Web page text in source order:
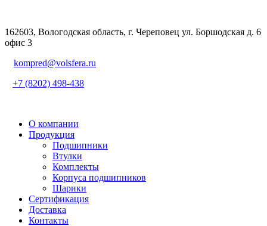
162603, Вологодская область, г. Череповец ул. Боршодская д. 6
офис 3
kompred@volsfera.ru
+7 (8202) 498-438
О компании
Продукция
Подшипники
Втулки
Комплекты
Корпуса подшипников
Шарики
Сертификация
Доставка
Контакты